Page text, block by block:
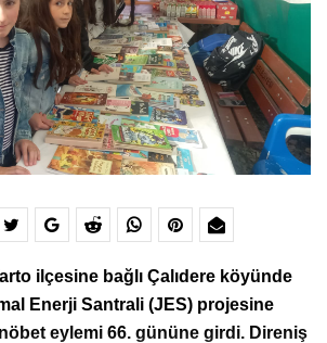
ilçesine bağlı Çalıdere köyünde
Enerji Santrali (JES) projesine
eylemi 66. gününe girdi. Direniş